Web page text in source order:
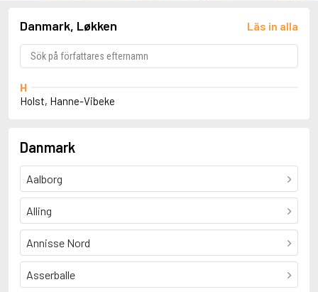
Danmark, Løkken Läs in alla
H
Holst, Hanne-Vibeke
Danmark
Aalborg
Alling
Annisse Nord
Asserballe